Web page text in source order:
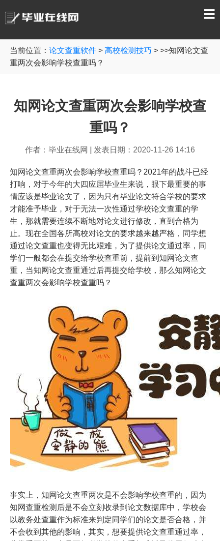
☰
当前位置： 论文查重软件 > 高校检测技巧 > >>知网论文查
重两次会影响学校查重吗？
知网论文查重两次会影响学校查
重吗？
作者：毕业在线网 发表日期：2020-11-26 14:16
知网论文查重两次会影响学校查重吗？2021年的战斗已经
打响，对于今年的大四应届毕业生来说，眼下最重要的事
情应该是毕业论文了，因为只有毕业论文符合学校的要求
才能准予毕业，对于无法一次性通过学校论文查重的学
生，那就需要连续不断地对论文进行修改，直到合格为
止。现在全国各所高校对论文的要求越来越严格，同学想
通过论文查重也变得无比艰难，为了提供论文通过率，同
学们一般都会在提交给学校查重前，提前到知网论文查
重，当知网论文查重通过后再提交给学校，那么知网论文
查重两次会影响学校查重吗？
事实上，知网论文查重两次是不会影响学校查重的，因为
知网查重检测后是不会立刻收录到论文数据库中，学校会
以教务处查重作为标准来判定同学们的论文是否合格，并
不会收到其他的影响，其实，想要提供论文查重通过率，